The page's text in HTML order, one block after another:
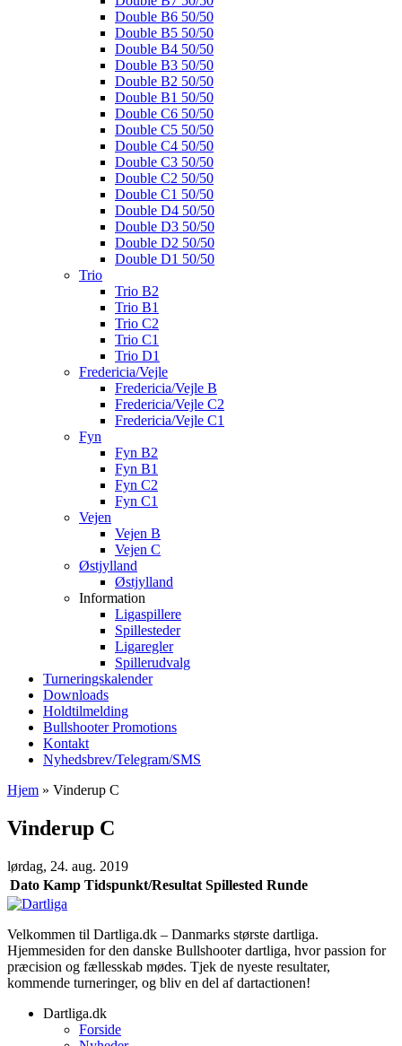
Double B6 50/50
Double B5 50/50
Double B4 50/50
Double B3 50/50
Double B2 50/50
Double B1 50/50
Double C6 50/50
Double C5 50/50
Double C4 50/50
Double C3 50/50
Double C2 50/50
Double C1 50/50
Double D4 50/50
Double D3 50/50
Double D2 50/50
Double D1 50/50
Trio
Trio B2
Trio B1
Trio C2
Trio C1
Trio D1
Fredericia/Vejle
Fredericia/Vejle B
Fredericia/Vejle C2
Fredericia/Vejle C1
Fyn
Fyn B2
Fyn B1
Fyn C2
Fyn C1
Vejen
Vejen B
Vejen C
Østjylland
Østjylland
Information
Ligaspillere
Spillesteder
Ligaregler
Spillerudvalg
Turneringskalender
Downloads
Holdtilmelding
Bullshooter Promotions
Kontakt
Nyhedsbrev/Telegram/SMS
Hjem » Vinderup C
Vinderup C
lørdag, 24. aug. 2019
Dato Kamp Tidspunkt/Resultat Spillested Runde
Velkommen til Dartliga.dk – Danmarks største dartliga.
Hjemmesiden for den danske Bullshooter dartliga, hvor passion for
præcision og fællesskab mødes. Tjek de nyeste resultater,
kommende turneringer, og bliv en del af dartactionen!
Dartliga.dk
Forside